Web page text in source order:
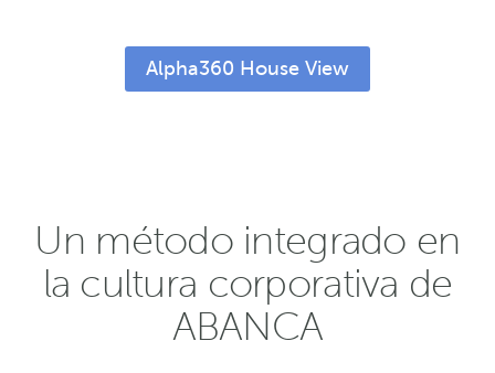
Alpha360 House View
Un método integrado en
la cultura corporativa de
ABANCA